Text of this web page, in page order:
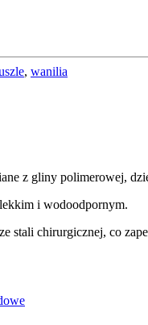
, wanilia
z gliny polimerowej,
i wodoodpornym.
stali chirurgicznej, co